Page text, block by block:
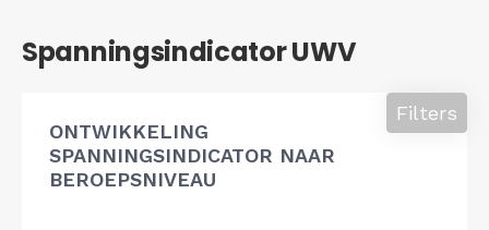
Spanningsindicator UWV
ONTWIKKELING
SPANNINGSINDICATOR NAAR
BEROEPSNIVEAU
Filters